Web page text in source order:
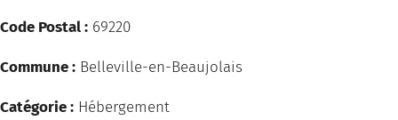
Code Postal : 69220
Commune : Belleville-en-Beaujolais
Catégorie : Hébergement